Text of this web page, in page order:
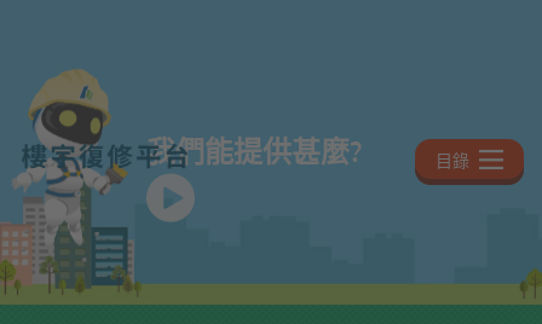
目錄
我們能提供甚麼?